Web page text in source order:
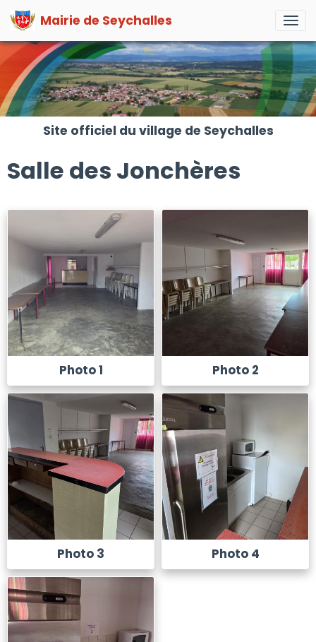
Mairie de Seychalles
Site officiel du village de Seychalles
Salle des Jonchères
Photo 1 Photo 2
Photo 3 Photo 4